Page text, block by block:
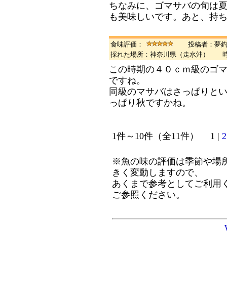
ちなみに、ゴマサバの旬は
も美味しいです。あと、持
食味評価：
投稿者：夢
採れた場所：神奈川県（走水沖）
この時期の４０ｃｍ級のゴ
ですね。
同級のマサバはさっぱりと
っぱり秋ですかね。
1件～10件（全11件） 1 | 2
※魚の味の評価は季節や場
きく変動しますので、
あくまで参考としてご利
ご参照ください。